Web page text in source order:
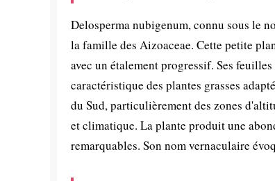
Delosperma nubigenum, connu sous le
la famille des Aizoaceae. Cette petite
avec un étalement progressif. Ses
caractéristique des plantes grasses
du Sud, particulièrement des zones
et climatique. La plante produit une
remarquables. Son nom vernaculaire